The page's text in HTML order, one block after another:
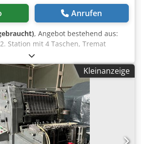
Anrufen
, Angebot bestehend aus:
Station mit 4 Taschen, Tremat
Zustand, Baujahr 2009, inkl. SAK-52
VFZ52 Dcjdpozmp Nrefx Anmek
Kleinanzeige